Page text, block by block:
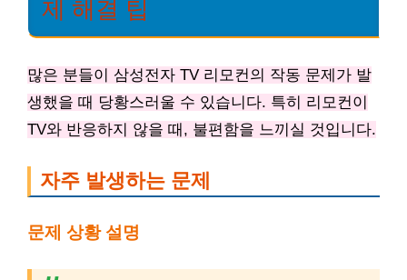
제 해결 팁
많은 분들이 삼성전자 TV 리모컨의 작동 문제가 발
생했을 때 당황스러울 수 있습니다. 특히 리모컨이
TV와 반응하지 않을 때, 불편함을 느끼실 것입니다.
자주 발생하는 문제
문제 상황 설명